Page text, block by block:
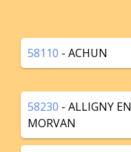
58110 - ACHUN
58230 - ALLIGNY EN
MORVAN